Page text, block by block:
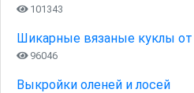
101343
Шикарные вязаные куклы от
96046
Выкройки оленей и лосей